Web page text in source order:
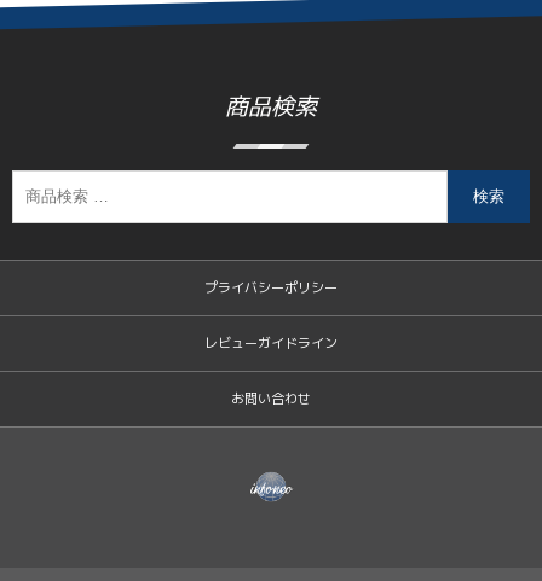
商品検索
検索
プライバシーポリシー
レビューガイドライン
お問い合わせ